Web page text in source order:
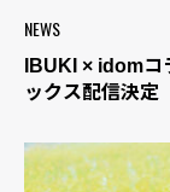
NEWS
IBUKI × idom
ックス配信決定